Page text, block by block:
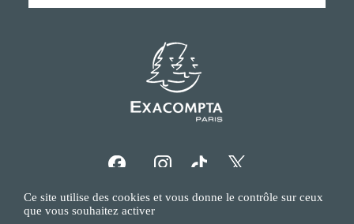
Ce site utilise des cookies et vous donne le contrôle sur ceux
que vous souhaitez activer